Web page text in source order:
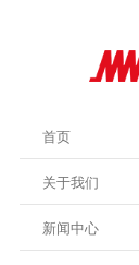
首页
关于我们
新闻中心